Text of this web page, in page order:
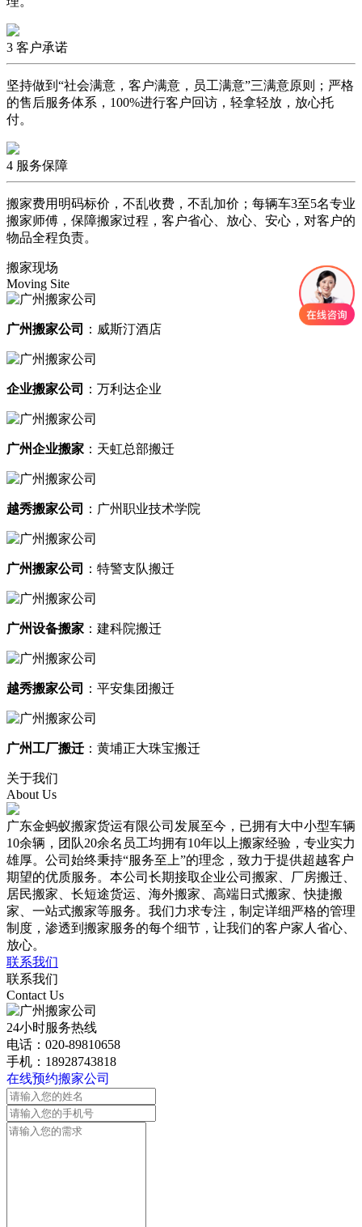
3 客户承诺
坚持做到“社会满意，客户满意，员工满意”三满意原则；严格
的售后服务体系，100%进行客户回访，轻拿轻放，放心托
付。
4 服务保障
搬家费用明码标价，不乱收费，不乱加价；每辆车3至5名专业
搬家师傅，保障搬家过程，客户省心、放心、安心，对客户的
物品全程负责。
搬家现场
Moving Site
广州搬家公司 ：威斯汀酒店
企业搬家公司 ：万利达企业
广州企业搬家 ：天虹总部搬迁
越秀搬家公司 ：广州职业技术学院
广州搬家公司 ：特警支队搬迁
广州设备搬家 ：建科院搬迁
越秀搬家公司 ：平安集团搬迁
广州工厂搬迁 ：黄埔正大珠宝搬迁
关于我们
About Us
广东金蚂蚁搬家货运有限公司发展至今，已拥有大中小型车辆
10余辆，团队20余名员工均拥有10年以上搬家经验，专业实力
雄厚。公司始终秉持“服务至上”的理念，致力于提供超越客户
期望的优质服务。本公司长期接取企业公司搬家、厂房搬迁、
居民搬家、长短途货运、海外搬家、高端日式搬家、快捷搬
家、一站式搬家等服务。我们力求专注，制定详细严格的管理
制度，渗透到搬家服务的每个细节，让我们的客户家人省心、
放心。
联系我们
联系我们
Contact Us
24小时服务热线
电话：020-89810658
手机：18928743818
在线预约搬家公司